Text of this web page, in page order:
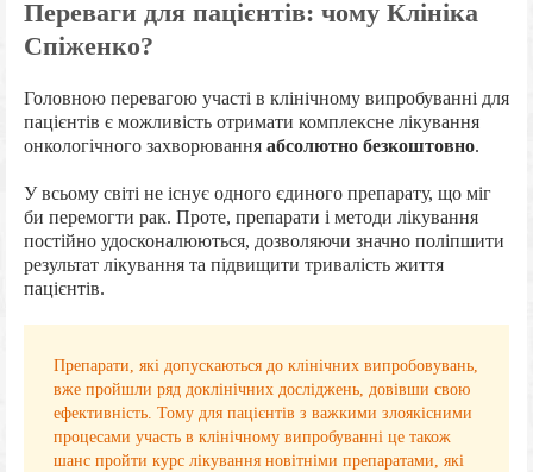
Переваги для пацієнтів: чому Клініка
Спіженко?
Головною перевагою участі в клінічному випробуванні для
пацієнтів є можливість отримати комплексне лікування
онкологічного захворювання абсолютно безкоштовно.
У всьому світі не існує одного єдиного препарату, що міг
би перемогти рак. Проте, препарати і методи лікування
постійно удосконалюються, дозволяючи значно поліпшити
результат лікування та підвищити тривалість життя
пацієнтів.
Препарати, які допускаються до клінічних випробовувань,
вже пройшли ряд доклінічних досліджень, довівши свою
ефективність. Тому для пацієнтів з важкими злоякісними
процесами участь в клінічному випробуванні це також
шанс пройти курс лікування новітніми препаратами, які